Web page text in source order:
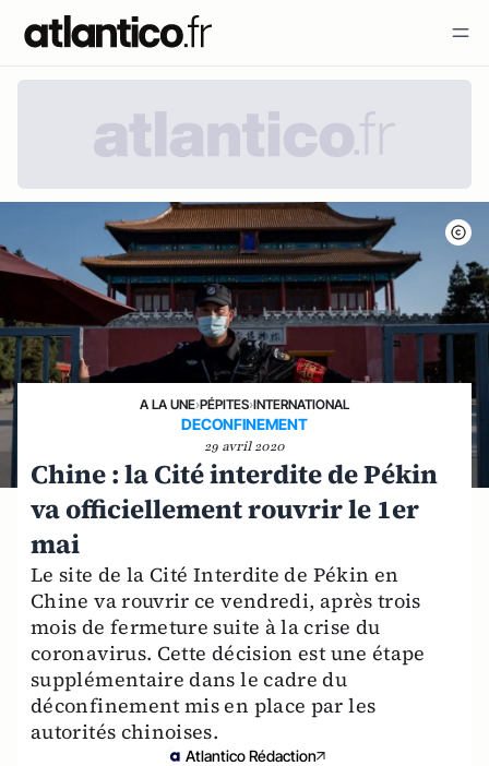
A LA UNE›PÉPITES›INTERNATIONAL
DECONFINEMENT
29 avril 2020
Chine : la Cité interdite de Pékin
va officiellement rouvrir le 1er
mai
Le site de la Cité Interdite de Pékin en
Chine va rouvrir ce vendredi, après trois
mois de fermeture suite à la crise du
coronavirus. Cette décision est une étape
supplémentaire dans le cadre du
déconfinement mis en place par les
autorités chinoises.
Atlantico Rédaction